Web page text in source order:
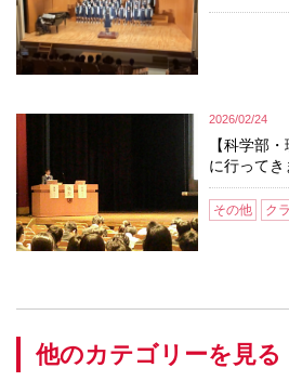
2026/02/24
【科学部
に行ってき
その他 ク
他のカテゴリーを見る